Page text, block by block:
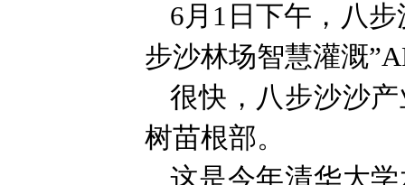
6月1日下午，八
步沙林场智慧灌溉
很快，八步沙沙
树苗根部。
这是今年清华大